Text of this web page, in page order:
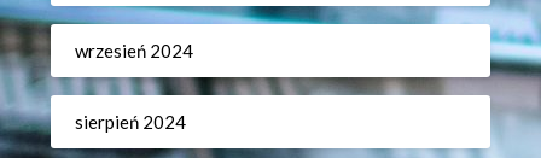
wrzesień 2024
sierpień 2024